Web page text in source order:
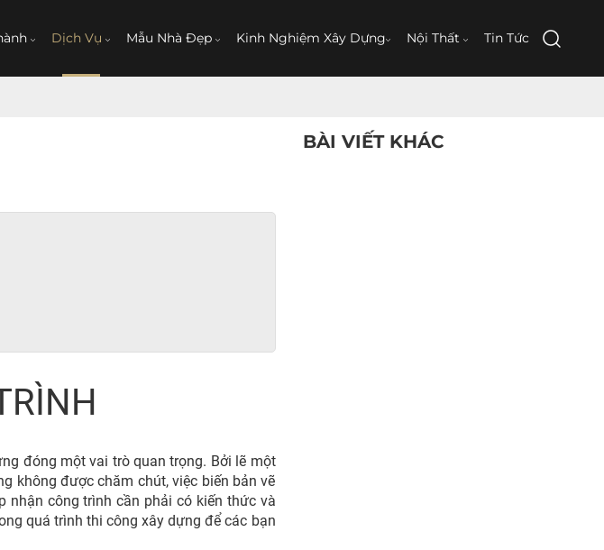
Dịch Vụ Mẫu Nhà Đẹp Kinh Nghiệm Xây Dựng Nội Thất Tin Tức
đóng một vai trò quan trọng. Bởi lẽ một
không được chăm chút, việc biến bản vẽ
nhận công trình cần phải có kiến thức và
quá trình thi công xây dựng để các bạn
BÀI VIẾT KHÁC